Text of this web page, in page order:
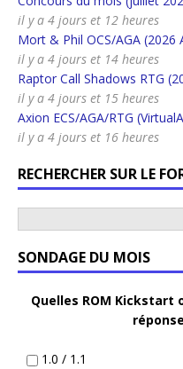
il y a 4 jours et 12 heures
Mort & Phil OCS/AGA (2026
il y a 4 jours et 14 heures
Raptor Call Shadows RTG
il y a 4 jours et 15 heures
Axion ECS/AGA/RTG
il y a 4 jours et 16 heures
RECHERCHER SUR LE
SONDAGE DU MOIS
Quelles ROM Kickstart
1.0 / 1.1